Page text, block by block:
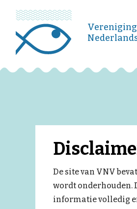
De site van VNV
wordt onderhouden.
informatie volledig